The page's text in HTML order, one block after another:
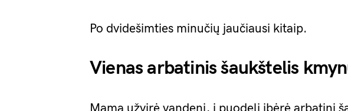
Po dvidešimties minučių jaučiausi kitaip.
Vienas arbatinis šaukštelis